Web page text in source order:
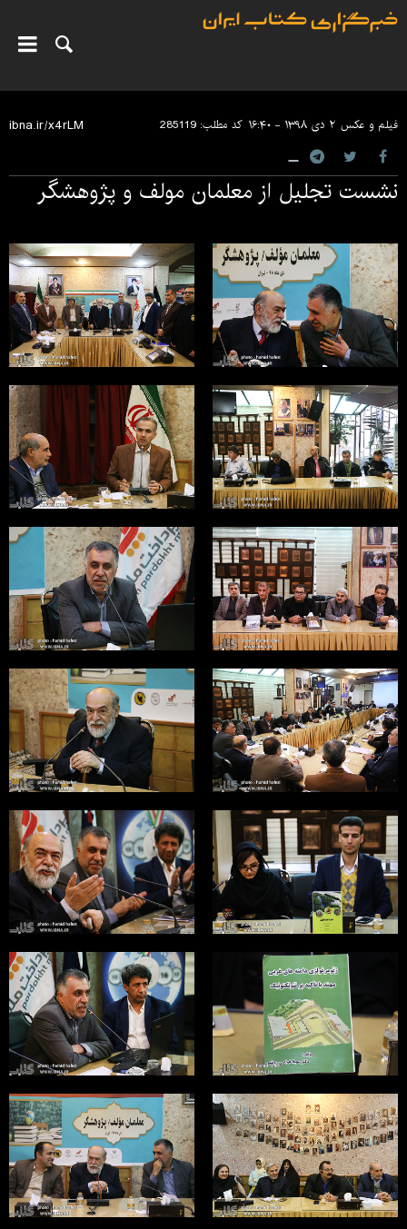
فیلم و عکس ۲ دی ۱۳۹۸ - ۱۶:۴۰ کد مطلب:285119
نشست تجلیل از معلمان مولف و پژوهشگر